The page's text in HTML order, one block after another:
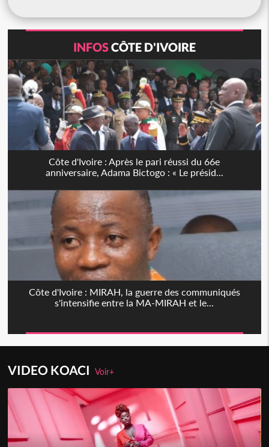
INFOSCÔTE D'IVOIRE
Côte d'Ivoire : Après le pari réussi du 66e
anniversaire, Adama Bictogo : « Le présid...
Côte d'Ivoire : MIRAH, la guerre des communiqués
s'intensifie entre la MA-MIRAH et le...
VIDEO KOACIVoir+